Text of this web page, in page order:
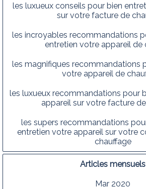
les luxueux conseils pour bien
sur votre facture de
les incroyables recommandations
entretien votre appareil de
les magnifiques recommandations
votre appareil de
les luxueux recommandations pour
appareil sur votre facture
les supers recommandations
entretien votre appareil sur votre
chauffage
Articles mensuels
Mar 2020